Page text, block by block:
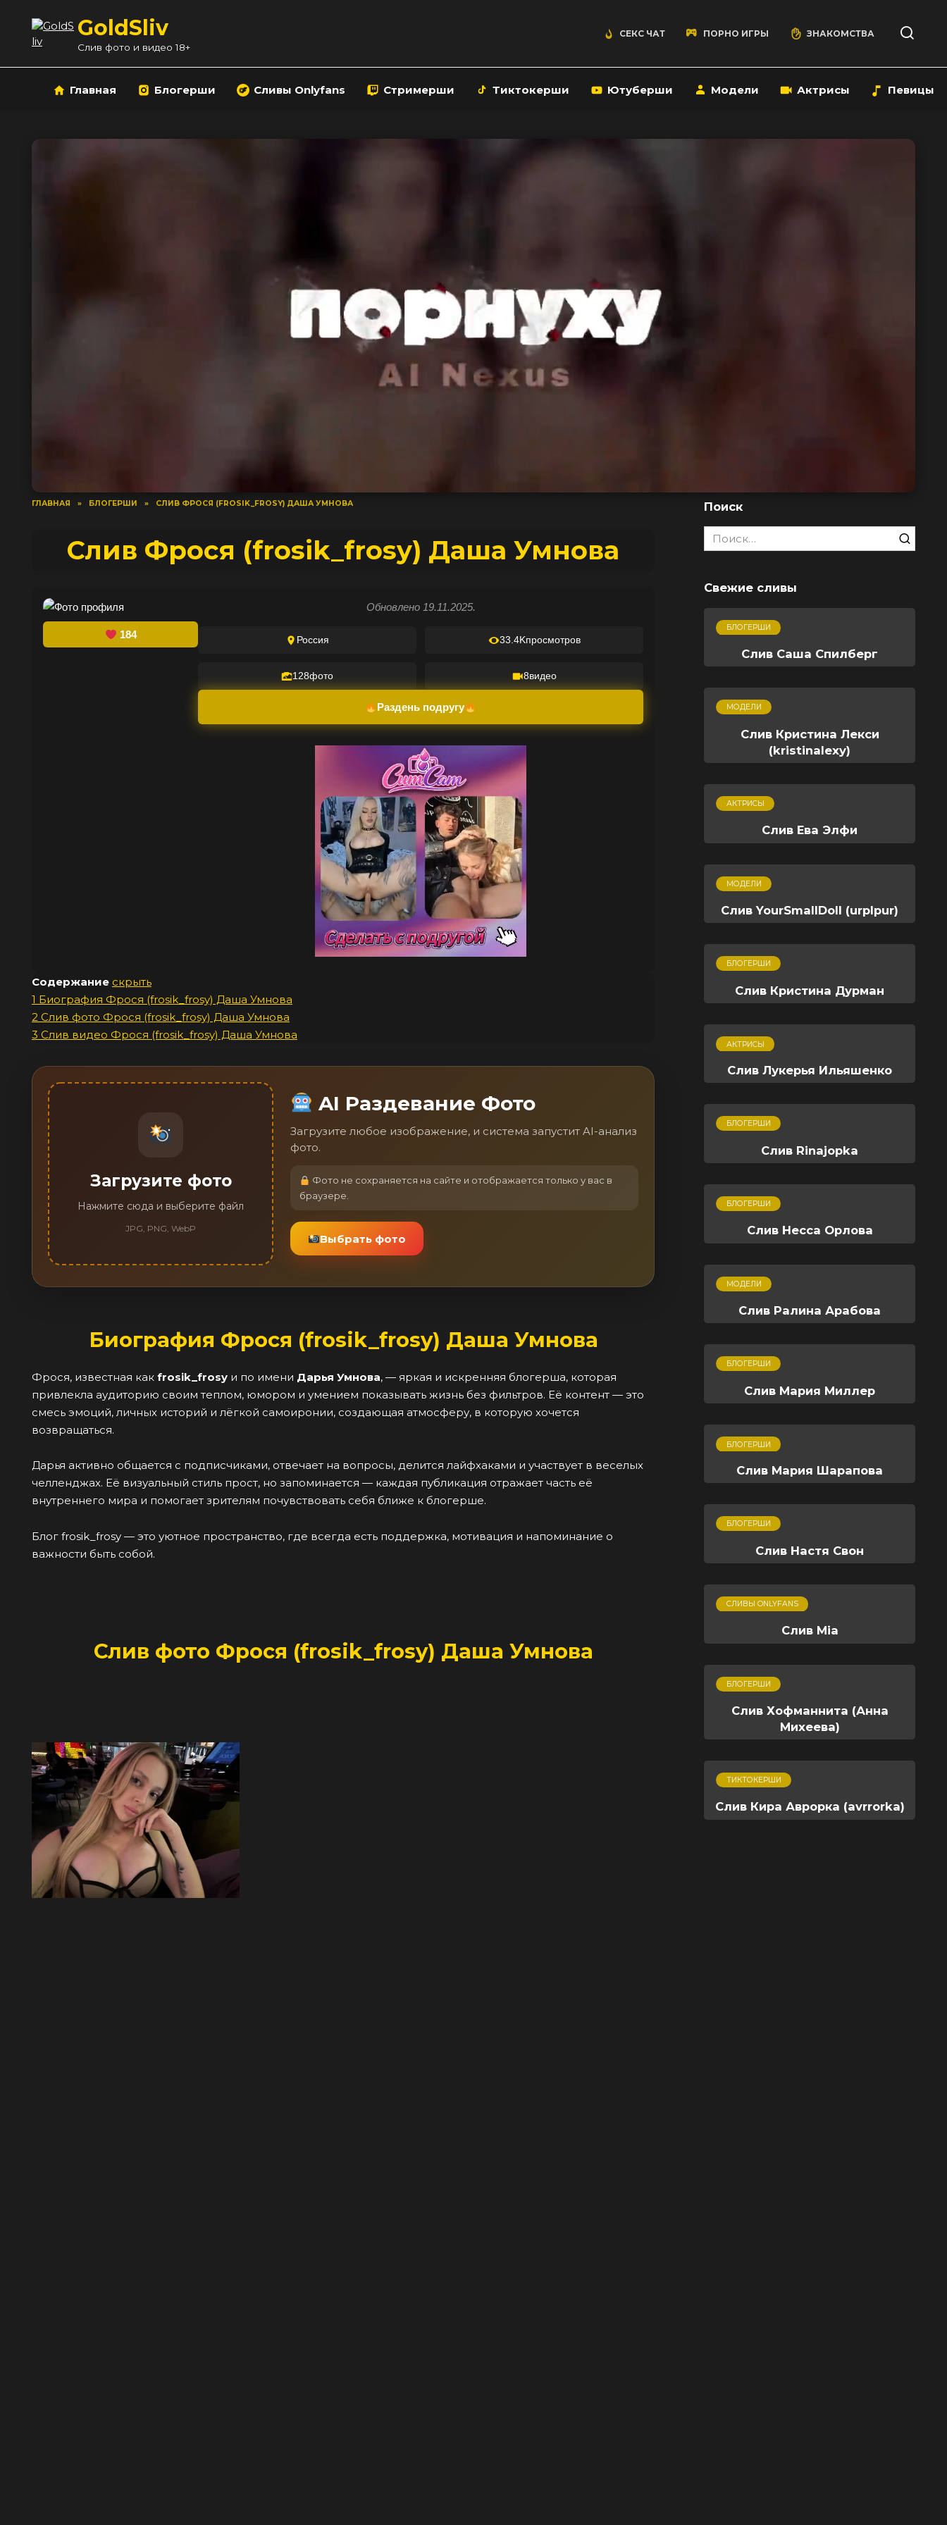
содержанию
GoldSliv
Слив фото и видео 18+
СЕКС ЧАТ ПОРНО ИГРЫ ЗНАКОМСТВА
Главная Блогерши Сливы Onlyfans Стримерши Тиктокерши Ютуберши Модели Актрисы Певицы
ГЛАВНАЯ » БЛОГЕРШИ » СЛИВ ФРОСЯ (FROSIK_FROSY) ДАША УМНОВА
Слив Фрося (frosik_frosy) Даша Умнова
184
Обновлено 19.11.2025.
Россия 33.4Kпросмотров
128фото 8видео
Раздень подругу
Содержание скрыть
1 Биография Фрося (frosik_frosy) Даша Умнова
2 Слив фото Фрося (frosik_frosy) Даша Умнова
3 Слив видео Фрося (frosik_frosy) Даша Умнова
Загрузите фото
Нажмите сюда и выберите файл
JPG, PNG, WebP
AI Раздевание Фото
Загрузите любое изображение, и система запустит AI-анализ
фото.
Фото не сохраняется на сайте и отображается только у вас в
браузере.
Выбрать фото
Биография Фрося (frosik_frosy) Даша Умнова
Фрося, известная как frosik_frosy и по имени Дарья Умнова, — яркая и искренняя блогерша, которая
привлекла аудиторию своим теплом, юмором и умением показывать жизнь без фильтров. Её контент — это
смесь эмоций, личных историй и лёгкой самоиронии, создающая атмосферу, в которую хочется
возвращаться.
Дарья активно общается с подписчиками, отвечает на вопросы, делится лайфхаками и участвует в веселых
челленджах. Её визуальный стиль прост, но запоминается — каждая публикация отражает часть её
внутреннего мира и помогает зрителям почувствовать себя ближе к блогерше.
Блог frosik_frosy — это уютное пространство, где всегда есть поддержка, мотивация и напоминание о
важности быть собой.
Слив фото Фрося (frosik_frosy) Даша Умнова
Поиск
Search
for:
Свежие сливы
БЛОГЕРШИ
Слив Саша Спилберг
МОДЕЛИ
Слив Кристина Лекси
(kristinalexy)
АКТРИСЫ
Слив Ева Элфи
МОДЕЛИ
Слив YourSmallDoll (urplpur)
БЛОГЕРШИ
Слив Кристина Дурман
АКТРИСЫ
Слив Лукерья Ильяшенко
БЛОГЕРШИ
Слив Rinajopka
БЛОГЕРШИ
Слив Несса Орлова
МОДЕЛИ
Слив Ралина Арабова
БЛОГЕРШИ
Слив Мария Миллер
БЛОГЕРШИ
Слив Мария Шарапова
БЛОГЕРШИ
Слив Настя Свон
СЛИВЫ ONLYFANS
Слив Mia
БЛОГЕРШИ
Слив Хофманнита (Анна
Михеева)
ТИКТОКЕРШИ
Слив Кира Аврорка (avrrorka)